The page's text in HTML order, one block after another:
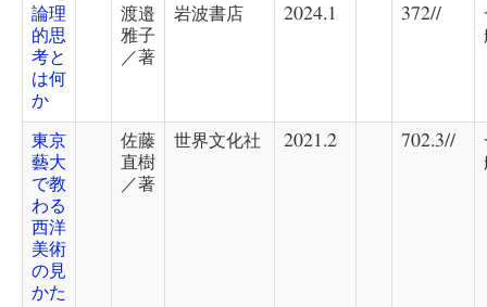
論理
的思
考と
は何
か
渡邉
雅子
／著
岩波書店 2024.1 372//
東京
藝大
で教
わる
西洋
美術
の見
かた
佐藤
直樹
／著
世界文化社 2021.2 702.3//